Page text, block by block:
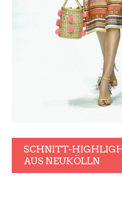
SCHNITT-
AUS NEUKÖLLN